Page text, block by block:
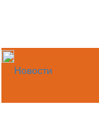
Новости